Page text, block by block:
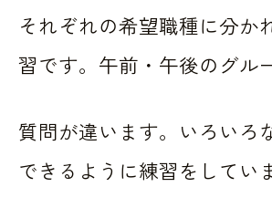
それぞれの希望職種に分か
習です。午前・午後のグル
質問が違います。いろいろ
できるように練習をしてい